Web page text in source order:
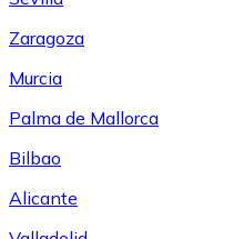
Zaragoza
Murcia
Palma de Mallorca
Bilbao
Alicante